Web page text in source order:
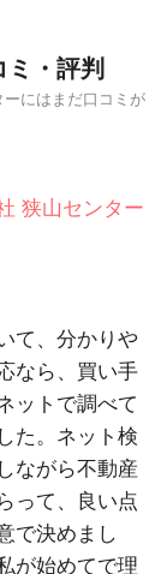
・評判
にはまだ口コミが
狭山センター
て、分かりや
なら、買い手
ットで調べて
た。ネット検
ながら不動産
って、良い点
で決めまし
が始めてで理